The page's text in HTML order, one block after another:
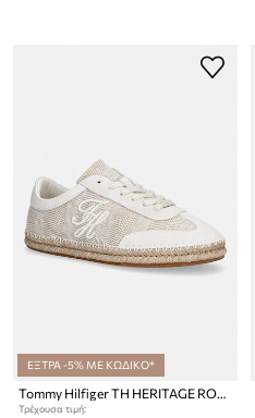
ΕΞΤΡΑ -5% ΜΕ ΚΩΔΙΚΟ*
Tommy Hilfiger TH HERITAGE ROPE SNEAKER πάνινα sneakers Γυναικεία
Τρέχουσα τιμή: